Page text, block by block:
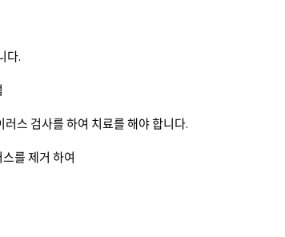
다.
스 검사를 하여 치료를 해야 합니다.
를 제거 하여